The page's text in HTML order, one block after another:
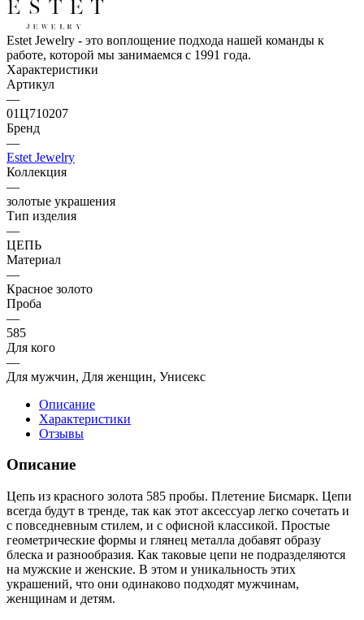
Estet Jewelry - это воплощение подхода нашей команды к
работе, которой мы занимаемся с 1991 года.
Характеристики
Артикул
—
01Ц710207
Бренд
—
Estet Jewelry
Коллекция
—
золотые украшения
Тип изделия
—
ЦЕПЬ
Материал
—
Красное золото
Проба
—
585
Для кого
—
Для мужчин, Для женщин, Унисекс
Описание
Характеристики
Отзывы
Описание
Цепь из красного золота 585 пробы. Плетение Бисмарк. Цепи
всегда будут в тренде, так как этот аксессуар легко сочетать и
с повседневным стилем, и с офисной классикой. Простые
геометрические формы и глянец металла добавят образу
блеска и разнообразия. Как таковые цепи не подразделяются
на мужские и женские. В этом и уникальность этих
украшений, что они одинаково подходят мужчинам,
женщинам и детям.